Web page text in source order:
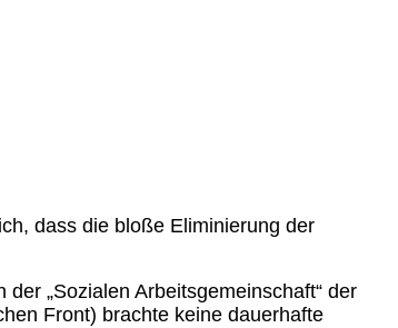
dass die bloße Eliminierung der
„Sozialen Arbeitsgemeinschaft“ der
Front) brachte keine dauerhafte